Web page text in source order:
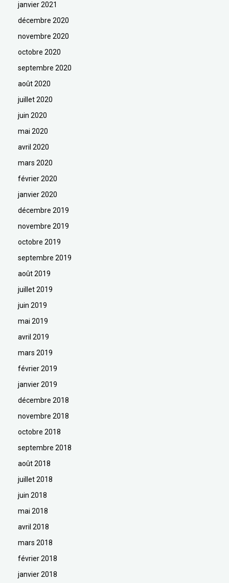
janvier 2021
décembre 2020
novembre 2020
octobre 2020
septembre 2020
août 2020
juillet 2020
juin 2020
mai 2020
avril 2020
mars 2020
février 2020
janvier 2020
décembre 2019
novembre 2019
octobre 2019
septembre 2019
août 2019
juillet 2019
juin 2019
mai 2019
avril 2019
mars 2019
février 2019
janvier 2019
décembre 2018
novembre 2018
octobre 2018
septembre 2018
août 2018
juillet 2018
juin 2018
mai 2018
avril 2018
mars 2018
février 2018
janvier 2018